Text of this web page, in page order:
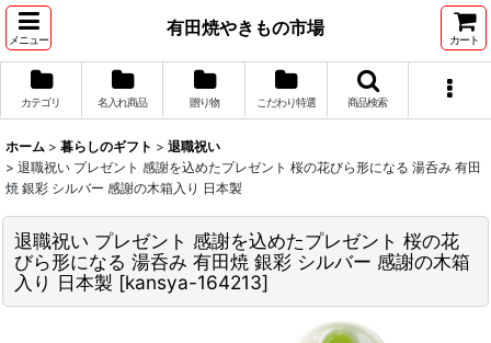
メニュー
有田焼やきもの市場
カート
カテゴリ 名入れ商品 贈り物 こだわり特選 商品検索
ホーム > 暮らしのギフト > 退職祝い
> 退職祝い プレゼント 感謝を込めたプレゼント 桜の花びら形になる 湯呑み 有田
焼 銀彩 シルバー 感謝の木箱入り 日本製
退職祝い プレゼント 感謝を込めたプレゼント 桜の花
びら形になる 湯呑み 有田焼 銀彩 シルバー 感謝の木箱
入り 日本製 [kansya-164213]